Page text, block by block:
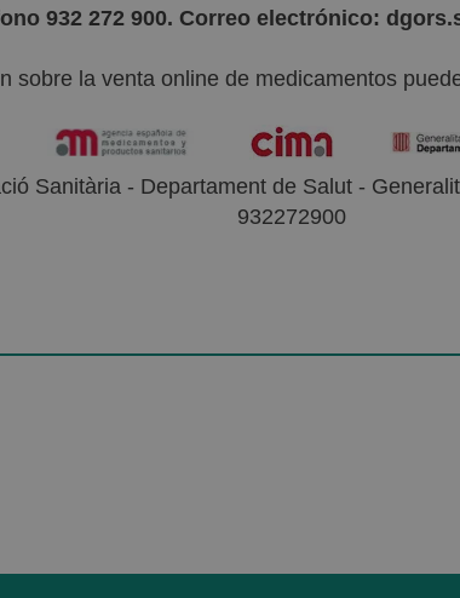
932 272 900. Correo electrónico:
sobre la venta online de medicamentos
Sanitària - Departament de Salut -
932272900